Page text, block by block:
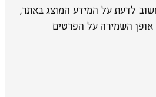
לדעת על המידע המוצג באתר,
השמירה על הפרטים